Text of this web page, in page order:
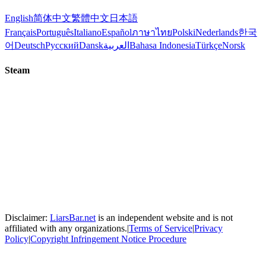
English简体中文繁體中文 日本語
FrançaisPortuguêsItalianoEspañolภาษาไทยPolskiNederlands한국
어DeutschРусскийDanskالعربية Bahasa IndonesiaTürkçeNorsk
Steam
Disclaimer: LiarsBar.net is an independent website and is not
affiliated with any organizations.|Terms of Service|Privacy
Policy|Copyright Infringement Notice Procedure